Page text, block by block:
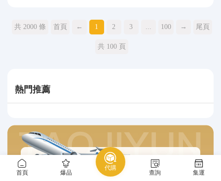
首頁 爆品
代購
查詢 集運
共 2000 條 首頁 ← 1 2 3 ... 100 → 尾頁
共 100 頁
熱門推薦